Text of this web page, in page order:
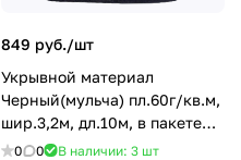
849 руб./шт
Укрывной материал
Черный(мульча) пл.60г/кв.м,
шир.3,2м, дл.10м, в пакете
"AGROBIO"/ "НЕОСПАН" *1/8
0 0 В наличии: 3 шт